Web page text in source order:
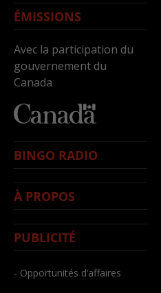
ÉMISSIONS
Avec la participation du
gouvernement du
Canada
BINGO RADIO
À PROPOS
PUBLICITÉ
- Opportunités d’affaires